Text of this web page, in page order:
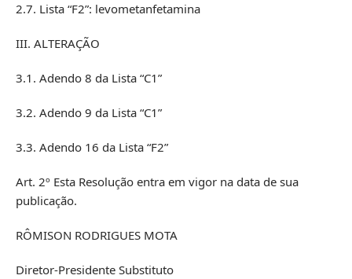
2.7. Lista “F2”: levometanfetamina
III. ALTERAÇÃO
3.1. Adendo 8 da Lista “C1”
3.2. Adendo 9 da Lista “C1”
3.3. Adendo 16 da Lista “F2”
Art. 2º Esta Resolução entra em vigor na data de sua
publicação.
RÔMISON RODRIGUES MOTA
Diretor-Presidente Substituto